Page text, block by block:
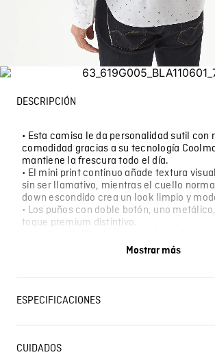
DESCRIPCIÓN
• Esta camisa le da personalidad sutil con
comodidad gracias a su tecnología
mantiene la frescura todo el día.
• El mini print continuo añade textura
sin ser llamativo, mientras el cuello
down escondido crea un look limpio y
• Los puños con doble botón, uno
toque premium distintivo.
• Perfecta para la oficina moderna,
Mostrar más
ESPECIFICACIONES
OTROS: Lavar separadamente.
máxima de lavado 30 ºC.
CUIDADOS